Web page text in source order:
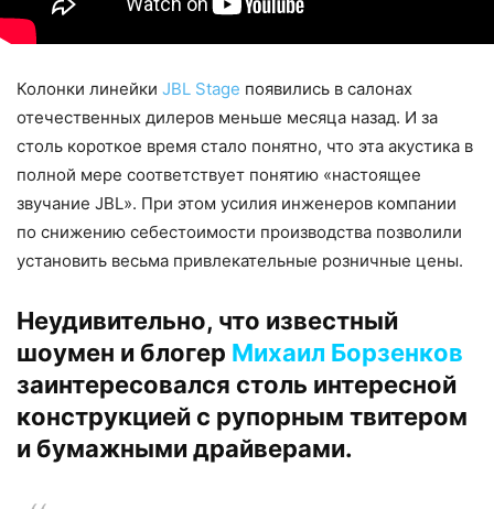
Колонки линейки JBL Stage появились в салонах
отечественных дилеров меньше месяца назад. И за
столь короткое время стало понятно, что эта акустика в
полной мере соответствует понятию «настоящее
звучание JBL». При этом усилия инженеров компании
по снижению себестоимости производства позволили
установить весьма привлекательные розничные цены.
Неудивительно, что известный
шоумен и блогер Михаил Борзенков
заинтересовался столь интересной
конструкцией с рупорным твитером
и бумажными драйверами.